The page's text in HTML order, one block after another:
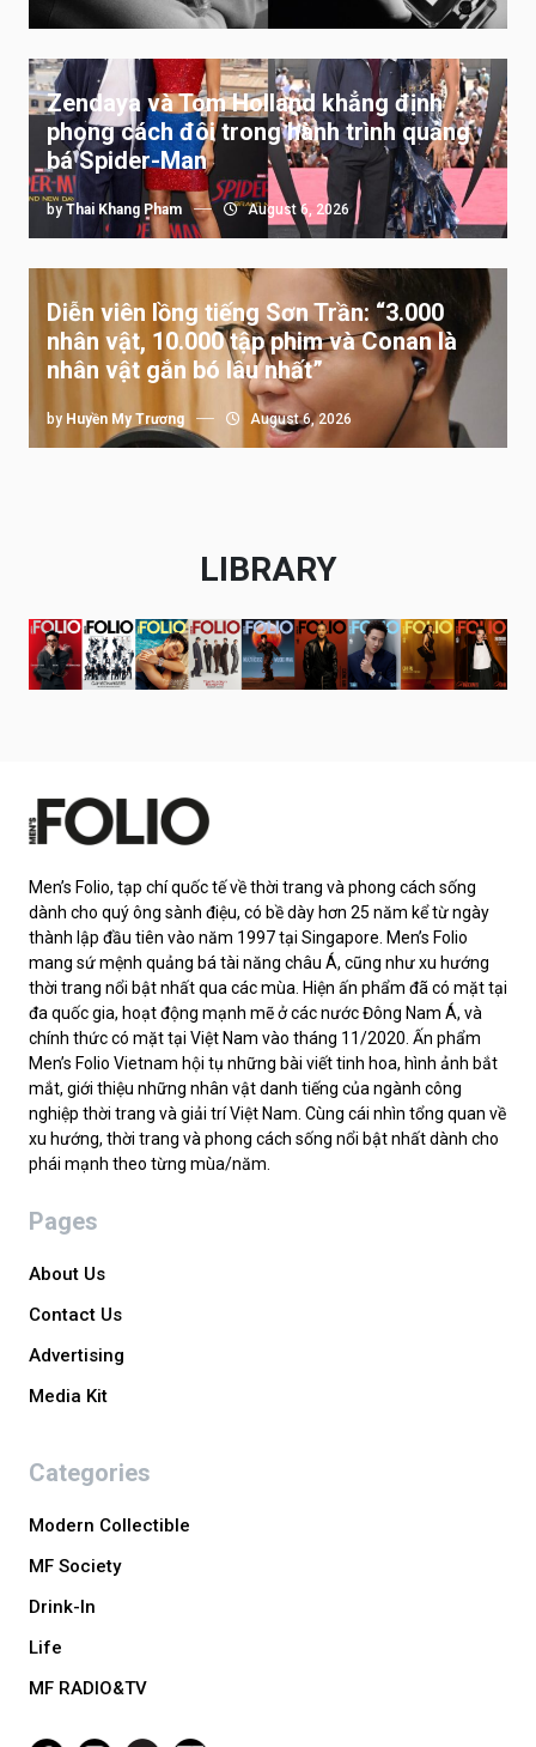
Zendaya và Tom Holland khẳng định
phong cách đôi trong hành trình quảng
bá Spider-Man
by Thai Khang Pham August 6, 2026
Diễn viên lồng tiếng Sơn Trần: “3.000
nhân vật, 10.000 tập phim và Conan là
nhân vật gắn bó lâu nhất”
by Huyền My Trương August 6, 2026
LIBRARY
Men’s Folio, tạp chí quốc tế về thời trang và phong cách sống
dành cho quý ông sành điệu, có bề dày hơn 25 năm kể từ ngày
thành lập đầu tiên vào năm 1997 tại Singapore. Men’s Folio
mang sứ mệnh quảng bá tài năng châu Á, cũng như xu hướng
thời trang nổi bật nhất qua các mùa. Hiện ấn phẩm đã có mặt tại
đa quốc gia, hoạt động mạnh mẽ ở các nước Đông Nam Á, và
chính thức có mặt tại Việt Nam vào tháng 11/2020. Ấn phẩm
Men’s Folio Vietnam hội tụ những bài viết tinh hoa, hình ảnh bắt
mắt, giới thiệu những nhân vật danh tiếng của ngành công
nghiệp thời trang và giải trí Việt Nam. Cùng cái nhìn tổng quan về
xu hướng, thời trang và phong cách sống nổi bật nhất dành cho
phái mạnh theo từng mùa/năm.
Pages
About Us
Contact Us
Advertising
Media Kit
Categories
Modern Collectible
MF Society
Drink-In
Life
MF RADIO&TV